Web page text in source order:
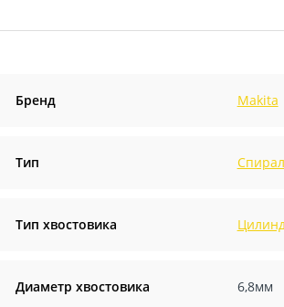
Бренд Makita
Тип
Тип хвостовика
Диаметр хвостовика 6,8мм